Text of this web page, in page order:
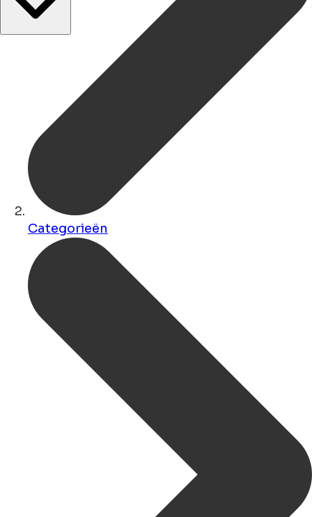
Categorieën